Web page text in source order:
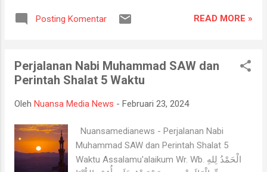
dengan mata pelajaran yang dibutuhkan di
hukum pertengkaran atau hukum
perdata adalah hukum yang mengatur
kepentingan orang dengan orang yang lain.
berdasarkan teori hukum, hukum perdata
memiliki definisi tersendiri dalam
mengartikan hukum perdata. Berikut 10
pengertian hukum perdata menurut para
Posting Komentar READ MORE »
Perjalanan Nabi Muhammad SAW dan
Perintah Shalat 5 Waktu
Oleh Nuansa Media News - Februari 23, 2024
Nuansamedianews - Perjalanan Nabi
Muhammad SAW dan Perintah Shalat 5
Waktu Assalamu'alaikum Wr. Wb. الْحَمْدُ لِلهِ